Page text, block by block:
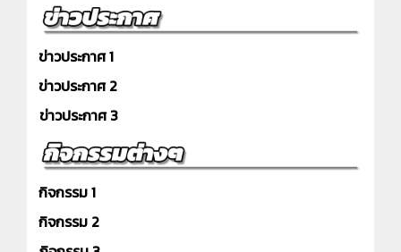
ข่าวประกาศ 1
ข่าวประกาศ 2
ข่าวประกาศ 3
กิจกรรม 1
กิจกรรม 2